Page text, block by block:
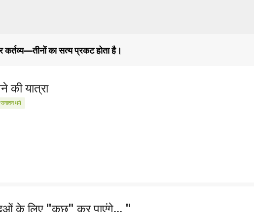
कर्तव्य—तीनों का सत्य प्रकट होता है।
की यात्रा
सनातन धर्म
के लिए "कुछ" कर पाएंगे... "